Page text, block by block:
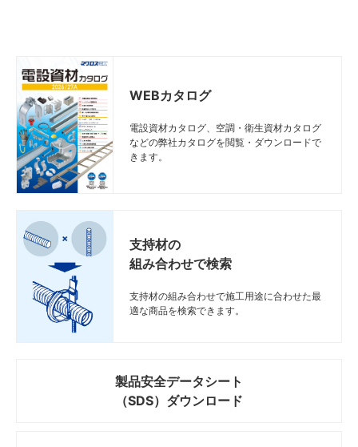
WEBカタログ
電設資材カタログ、空調・衛生資材カタログ
などの弊社カタログを閲覧・ダウンロードで
きます。
支持材の
組み合わせで検索
支持材の組み合わせで施工用途に合わせた最
適な商品を検索できます。
製品安全データシート
（SDS）ダウンロード